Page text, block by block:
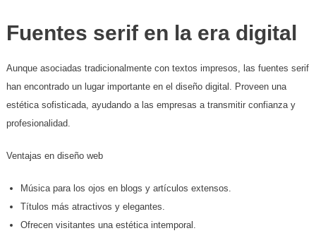
Fuentes serif en la era digital
Aunque asociadas tradicionalmente con textos impresos, las fuentes serif
han encontrado un lugar importante en el diseño digital. Proveen una
estética sofisticada, ayudando a las empresas a transmitir confianza y
profesionalidad.
Ventajas en diseño web
Música para los ojos en blogs y artículos extensos.
Títulos más atractivos y elegantes.
Ofrecen visitantes una estética intemporal.